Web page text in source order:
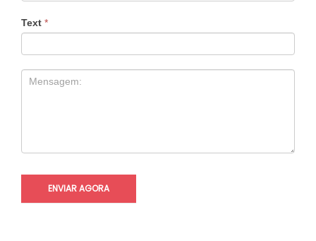
Text *